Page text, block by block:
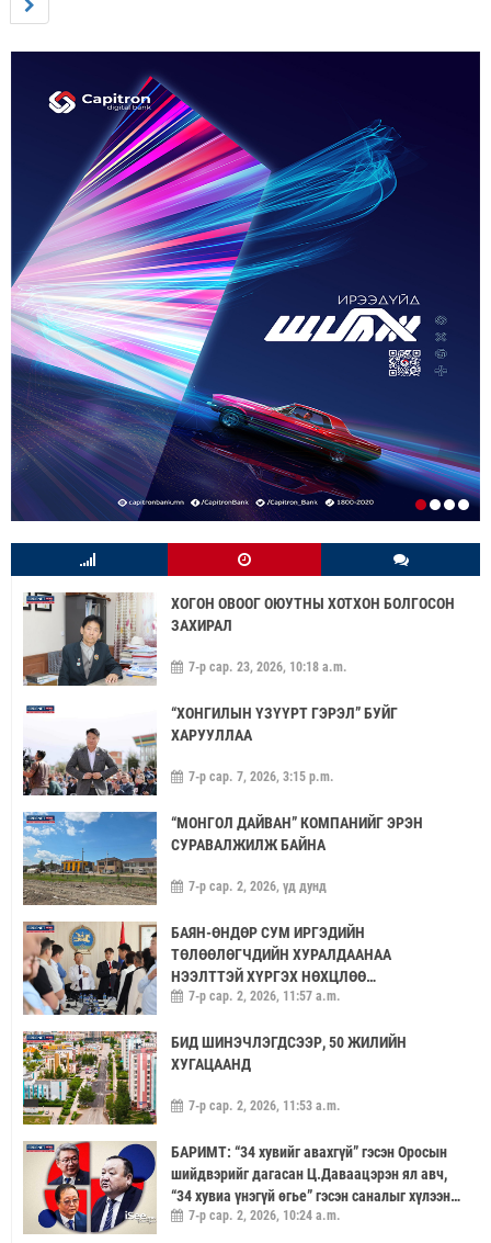
ХОГОН ОВООГ ОЮУТНЫ ХОТХОН БОЛГОСОН
ЗАХИРАЛ
7-р сар. 23, 2026, 10:18 a.m.
“ХОНГИЛЫН ҮЗҮҮРТ ГЭРЭЛ” БУЙГ
ХАРУУЛЛАА
7-р сар. 7, 2026, 3:15 p.m.
“МОНГОЛ ДАЙВАН” КОМПАНИЙГ ЭРЭН
СУРАВАЛЖИЛЖ БАЙНА
7-р сар. 2, 2026, үд дунд
БАЯН-ӨНДӨР СУМ ИРГЭДИЙН
ТӨЛӨӨЛӨГЧДИЙН ХУРАЛДААНАА
НЭЭЛТТЭЙ ХҮРГЭХ НӨХЦЛӨӨ
САЙЖРУУЛААЧ
7-р сар. 2, 2026, 11:57 a.m.
БИД ШИНЭЧЛЭГДСЭЭР, 50 ЖИЛИЙН
ХУГАЦААНД
7-р сар. 2, 2026, 11:53 a.m.
БАРИМТ: “34 хувийг авахгүй” гэсэн Оросын
шийдвэрийг дагасан Ц.Даваацэрэн ял авч,
“34 хувиа үнэгүй өгье” гэсэн саналыг хүлээн
аваагүй хүмүүс хариуцлагагүй үлдэв
7-р сар. 2, 2026, 10:24 a.m.